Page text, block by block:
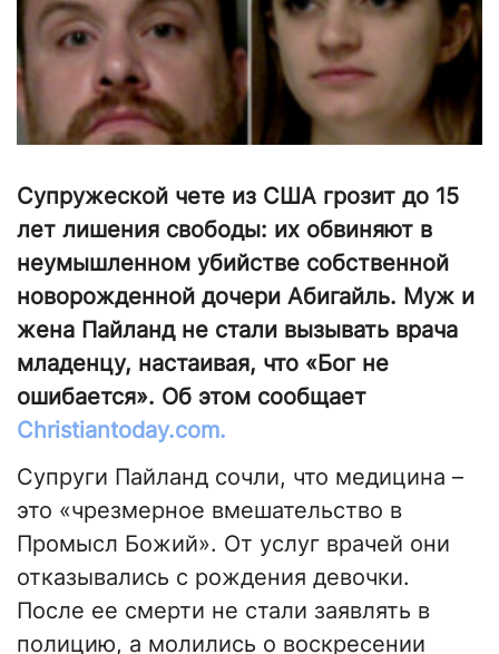
Супружеской чете из США грозит до 15
лет лишения свободы: их обвиняют в
неумышленном убийстве собственной
новорожденной дочери Абигайль. Муж и
жена Пайланд не стали вызывать врача
младенцу, настаивая, что «Бог не
ошибается». Об этом сообщает
Сhristiantoday.com.
Супруги Пайланд сочли, что медицина –
это «чрезмерное вмешательство в
Промысл Божий». От услуг врачей они
отказывались с рождения девочки.
После ее смерти не стали заявлять в
полицию, а молились о воскресении